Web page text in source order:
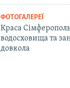
ФОТОГАЛЕРЕЇ
Краса
водосховища та
довкола